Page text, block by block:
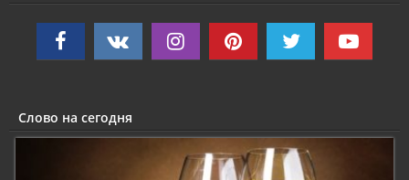
Слово на сегодня